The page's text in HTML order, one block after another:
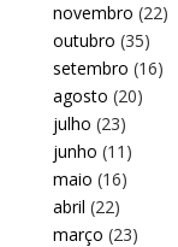
novembro (22)
outubro (35)
setembro (16)
agosto (20)
julho (23)
junho (11)
maio (16)
abril (22)
março (23)